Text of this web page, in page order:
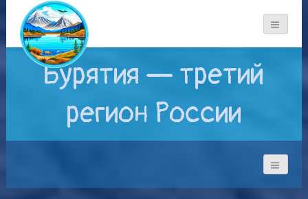
Бурятия — третий
регион России